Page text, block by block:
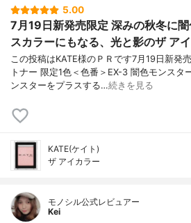
5.00
7月19日新発売限定 深みの秋冬に
スカラーにもなる、光と影のザ ア
この投稿はKATE様のＰＲです7月19日新発
トナー 限定1色＜色番＞EX-3 闇色モンスタ
ンスターをプラスする…続きを見る
KATE(ケイト)
ザ アイカラー
モノシル公式レビュアー
Kei